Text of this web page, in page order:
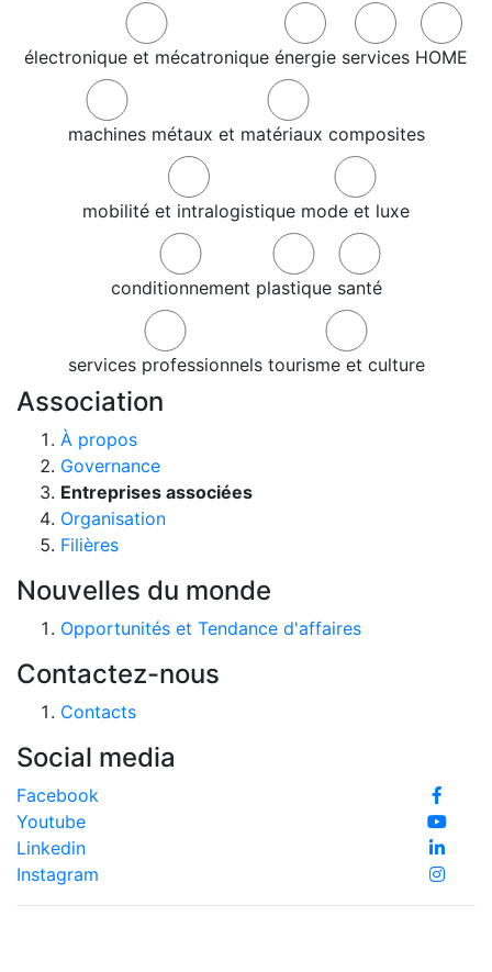
électronique et mécatronique énergie services HOME
machines métaux et matériaux composites
mobilité et intralogistique mode et luxe
conditionnement plastique santé
services professionnels tourisme et culture
Association
À propos
Governance
Entreprises associées
Organisation
Filières
Nouvelles du monde
Opportunités et Tendance d'affaires
Contactez-nous
Contacts
Social media
Facebook
Youtube
Linkedin
Instagram